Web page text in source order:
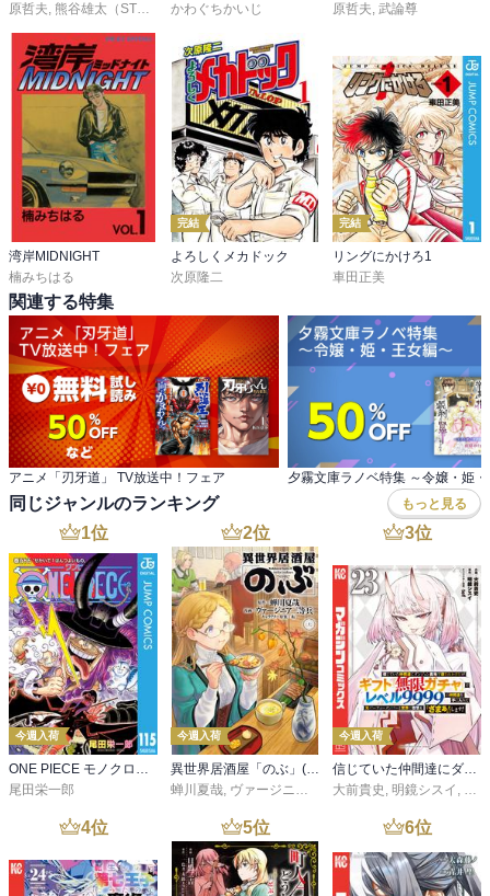
原哲夫, 熊谷雄太（STUDIO H） ,北原星望
かわぐちかいじ
原哲夫, 武論尊
湾岸MIDNIGHT
楠みちはる
完結
よろしくメカドック
次原隆二
完結
リングにかけろ1
車田正美
関連する特集
アニメ「刃牙道」 TV放送中！フェア 夕霧文庫ラノベ特集 ～令嬢・姫
同じジャンルのランキング もっと見る
1位
今週入荷
ONE PIECE モノクロ版 115
尾田栄一郎
2位
今週入荷
異世界居酒屋「のぶ」(22)
蝉川夏哉, ヴァージニア二等兵 ,転
3位
今週入荷
信じていた仲間達にダンジョン奥地で殺されかけたがギフト『無限ガチャ』でレベル９９９９の仲間達を手に入れて元パーティーメンバーと世界に復讐＆『ざまぁ！』します！（２３）
大前貴史 , 明鏡シスイ , ｔ
4位 5位 6位